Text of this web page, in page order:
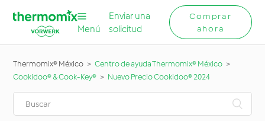
Menú
Enviar una
solicitud
Comprar
ahora
Thermomix® México
Centro de ayuda Thermomix® México
Cookidoo® & Cook-Key®
Nuevo Precio Cookidoo® 2024